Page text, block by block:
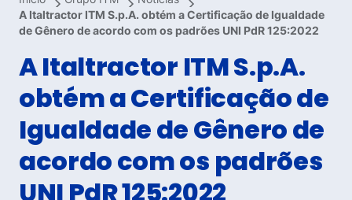
TrackAdvice®
Rede de distribuição
Baixar
ENTRE EM CONTATO CONOSCO
A Italtractor ITM S.p.A. obtém a Certificação de Igualdade
de Gênero de acordo com os padrões UNI PdR 125:2022
A Italtractor ITM S.p.A.
obtém a Certificação de
Igualdade de Gênero de
acordo com os padrões
UNI PdR 125:2022